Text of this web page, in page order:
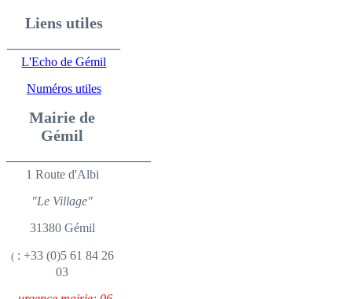
Liens utiles
L'Echo de Gémil
Numéros utiles
Mairie de
Gémil
1 Route d'Albi
"Le Village"
31380 Gémil
(: +33 (0)5 61 84 26
03